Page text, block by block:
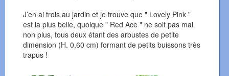
J’en ai trois au jardin et je trouve que " Lovely Pink "
est la plus belle, quoique " Red Ace " ne soit pas mal
non plus, tous deux étant des arbustes de petite
dimension (H. 0,60 cm) formant de petits buissons très
trapus !